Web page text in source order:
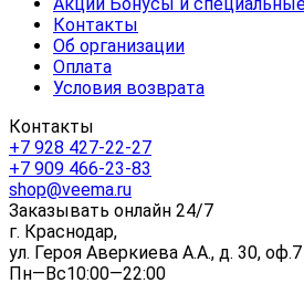
Контакты
Об организации
Оплата
Условия возврата
Контакты
+7 928 427-22-27
+7 909 466-23-83
shop@veema.ru
Заказывать онлайн 24/7
г. Краснодар,
ул. Героя Аверкиева А.А., д. 30, оф.7
Пн—Вс10:00—22:00